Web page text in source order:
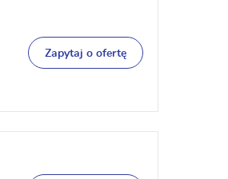
Zapytaj o ofertę